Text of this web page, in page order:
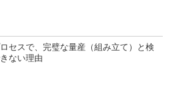
セスで、完璧な量産（組み立て）と検
ない理由